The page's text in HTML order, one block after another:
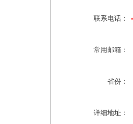
联系电话：
常用邮箱：
省份：
详细地址：